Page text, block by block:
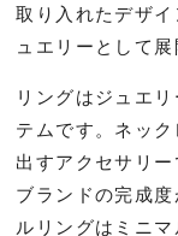
取り入れたデザ
ュエリーとして展
リングはジュエ
テムです。ネッ
出すアクセサリ
ブランドの完成
ルリングはミニ